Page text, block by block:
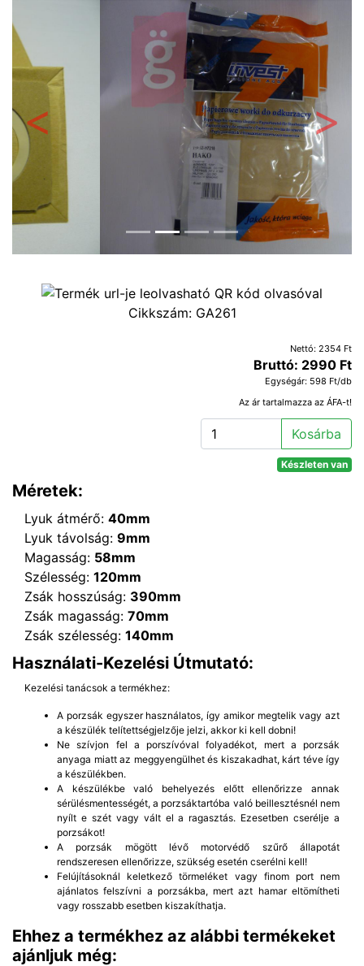
Előző
Cikkszám: GA261
Nettó: 2354 Ft
Bruttó: 2990 Ft
Egységár: 598 Ft/db
Az ár tartalmazza az ÁFA-t!
Kosárba
Készleten van
Méretek:
Lyuk átmérő: 40mm
Lyuk távolság: 9mm
Magasság: 58mm
Szélesség: 120mm
Zsák hosszúság: 390mm
Zsák magasság: 70mm
Zsák szélesség: 140mm
Használati-Kezelési Útmutató:
Kezelési tanácsok a termékhez:
A porzsák egyszer használatos, így amikor megtelik vagy azt
a készülék telítettségjelzője jelzi, akkor ki kell dobni!
Ne szívjon fel a porszívóval folyadékot, mert a porzsák
anyaga miatt az meggyengülhet és kiszakadhat, kárt téve így
a készülékben.
A készülékbe való behelyezés előtt ellenőrizze annak
sérülésmentességét, a porzsáktartóba való beillesztésnél nem
nyílt e szét vagy vált el a ragasztás. Ezesetben cserélje a
porzsákot!
A porzsák mögött lévő motorvédő szűrő állapotát
rendszeresen ellenőrizze, szükség esetén cserélni kell!
Felújításoknál keletkező törmeléket vagy finom port nem
ajánlatos felszívni a porzsákba, mert azt hamar eltömítheti
vagy rosszabb esetben kiszakíthatja.
Ehhez a termékhez az alábbi termékeket
ajánljuk még: